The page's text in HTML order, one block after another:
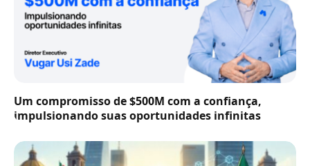
Um compromisso de $500M com a confiança,
impulsionando suas oportunidades infinitas